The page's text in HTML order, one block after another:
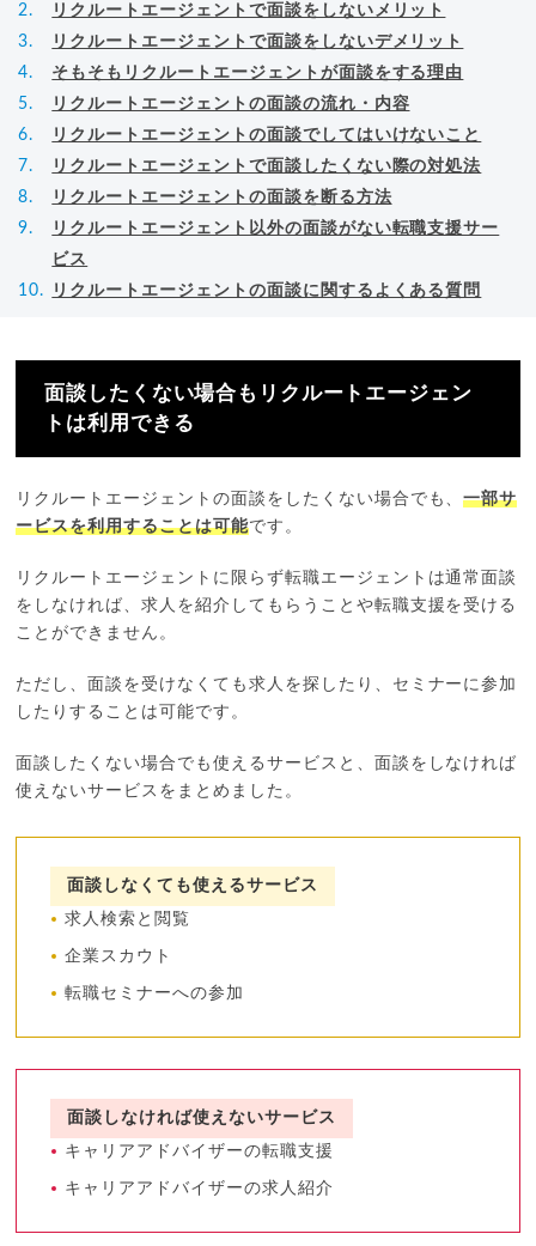
リクルートエージェントで面談をしないメリット
リクルートエージェントで面談をしないデメリット
そもそもリクルートエージェントが面談をする理由
リクルートエージェントの面談の流れ・内容
リクルートエージェントの面談でしてはいけないこと
リクルートエージェントで面談したくない際の対処法
リクルートエージェントの面談を断る方法
リクルートエージェント以外の面談がない転職支援サー
ビス
リクルートエージェントの面談に関するよくある質問
面談したくない場合もリクルートエージェン
トは利用できる
リクルートエージェントの面談をしたくない場合でも、一部サ
ービスを利用することは可能です。
リクルートエージェントに限らず転職エージェントは通常面談
をしなければ、求人を紹介してもらうことや転職支援を受ける
ことができません。
ただし、面談を受けなくても求人を探したり、セミナーに参加
したりすることは可能です。
面談したくない場合でも使えるサービスと、面談をしなければ
使えないサービスをまとめました。
面談しなくても使えるサービス
求人検索と閲覧
企業スカウト
転職セミナーへの参加
面談しなければ使えないサービス
キャリアアドバイザーの転職支援
キャリアアドバイザーの求人紹介